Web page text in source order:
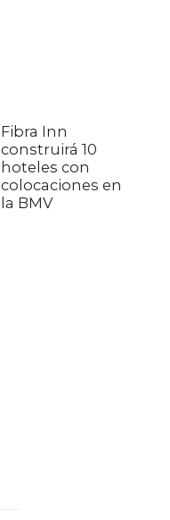
Fibra Inn
construirá 10
hoteles con
colocaciones en
la BMV